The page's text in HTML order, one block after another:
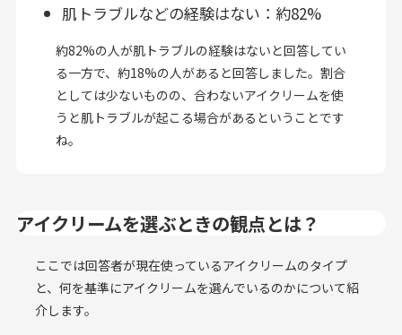
肌トラブルなどの経験はない：約82%
約82%の人が肌トラブルの経験はないと回答してい
る一方で、約18%の人があると回答しました。割合
としては少ないものの、合わないアイクリームを使
うと肌トラブルが起こる場合があるということです
ね。
アイクリームを選ぶときの観点とは？
ここでは回答者が現在使っているアイクリームのタイプ
と、何を基準にアイクリームを選んでいるのかについて紹
介します。